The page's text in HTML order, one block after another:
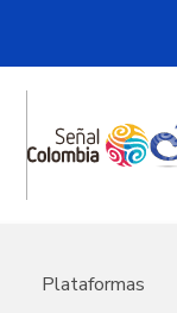
Plataformas